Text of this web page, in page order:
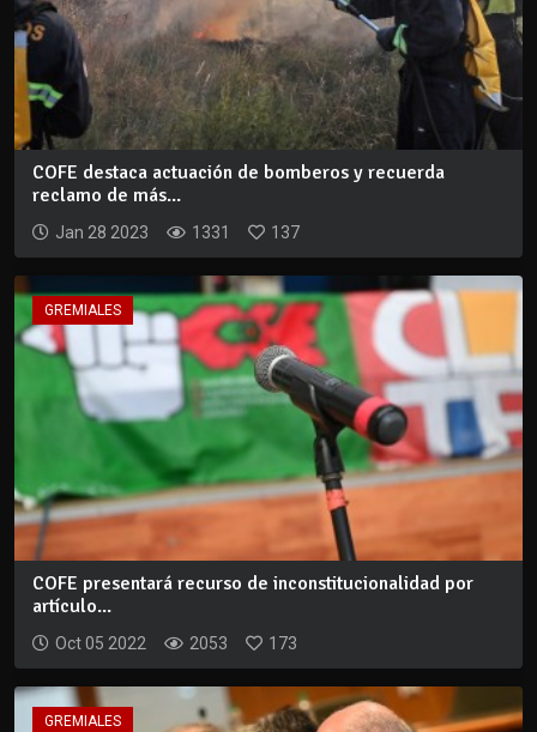
COFE destaca actuación de bomberos y recuerda
reclamo de más...
Jan 28 2023 1331 137
GREMIALES
COFE presentará recurso de inconstitucionalidad por
artículo...
Oct 05 2022 2053 173
GREMIALES